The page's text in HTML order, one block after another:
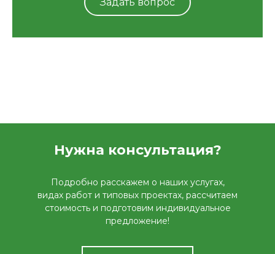
Нужна консультация?
Подробно расскажем о наших услугах,
видах работ и типовых проектах, рассчитаем
стоимость и подготовим индивидуальное
предложение!